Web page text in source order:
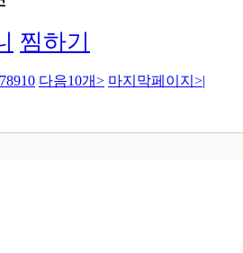
찜하기
78910 다음10개> 마지막페이지 >|